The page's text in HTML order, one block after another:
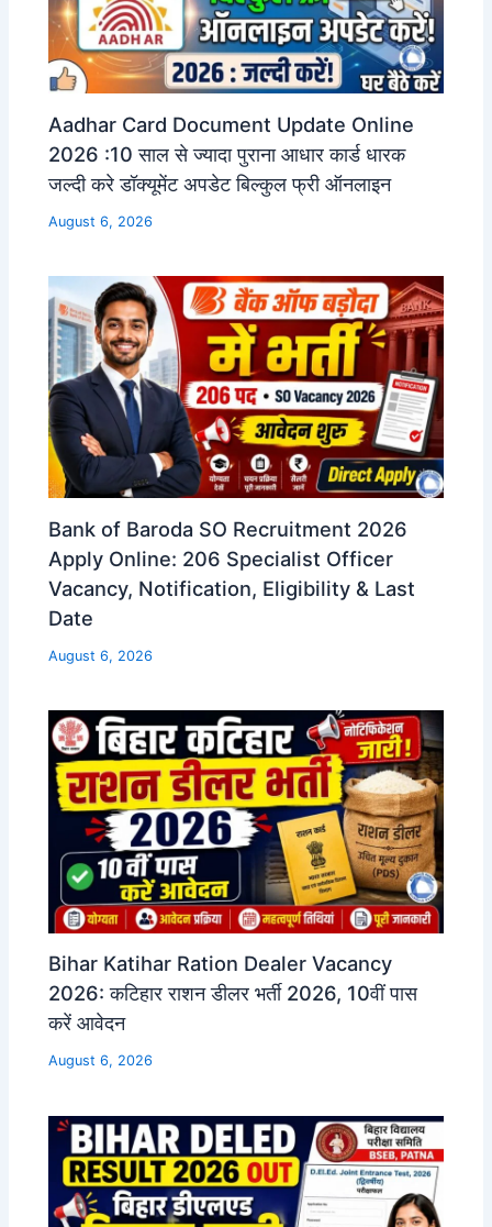
Aadhar Card Document Update Online
2026 :10 साल से ज्यादा पुराना आधार कार्ड धारक
जल्दी करे डॉक्यूमेंट अपडेट बिल्कुल फ्री ऑनलाइन
August 6, 2026
Bank of Baroda SO Recruitment 2026
Apply Online: 206 Specialist Officer
Vacancy, Notification, Eligibility & Last
Date
August 6, 2026
Bihar Katihar Ration Dealer Vacancy
2026: कटिहार राशन डीलर भर्ती 2026, 10वीं पास
करें आवेदन
August 6, 2026